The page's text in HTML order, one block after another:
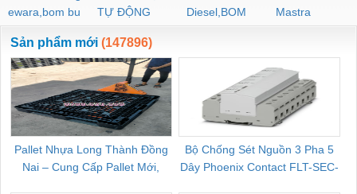
ewara,bom bu
ewara
TỰ ĐỘNG
Diesel,BOM
CHUA CHAY
Mastra
Sản phẩm mới (147896)
Pallet Nhựa Long Thành Đồng
Nai – Cung Cấp Pallet Mới,
Bộ Chống Sét Nguồn 3 Pha 5
Dây Phoenix Contact FLT-SEC-